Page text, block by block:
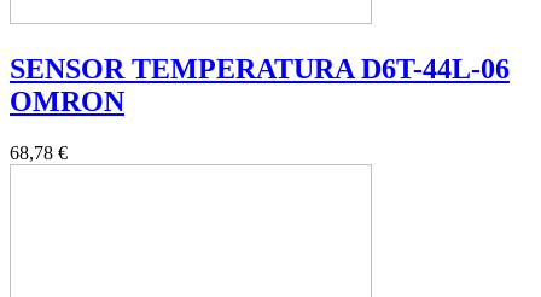
SENSOR TEMPERATURA D6T-44L-06
OMRON
68,78 €